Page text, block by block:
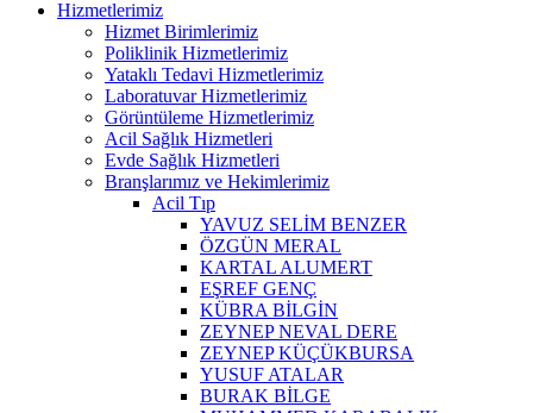
Hizmetlerimiz
Hizmet Birimlerimiz
Poliklinik Hizmetlerimiz
Yataklı Tedavi Hizmetlerimiz
Laboratuvar Hizmetlerimiz
Görüntüleme Hizmetlerimiz
Acil Sağlık Hizmetleri
Evde Sağlık Hizmetleri
Branşlarımız ve Hekimlerimiz
Acil Tıp
YAVUZ SELİM BENZER
ÖZGÜN MERAL
KARTAL ALUMERT
EŞREF GENÇ
KÜBRA BİLGİN
ZEYNEP NEVAL DERE
ZEYNEP KÜÇÜKBURSA
YUSUF ATALAR
BURAK BİLGE